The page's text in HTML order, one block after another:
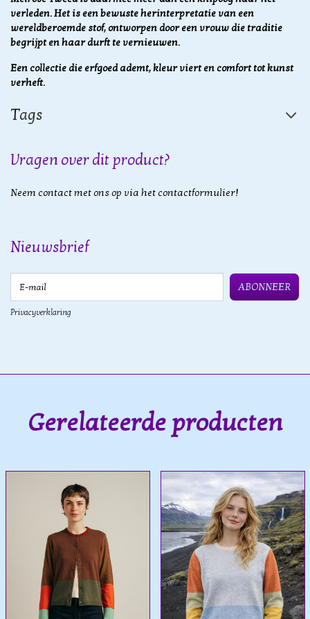
verleden. Het is een bewuste herinterpretatie van een
wereldberoemde stof, ontworpen door een vrouw die traditie
begrijpt en haar durft te vernieuwen.
Een collectie die erfgoed ademt, kleur viert en comfort tot kunst
verheft.
Tags
Vragen over dit product?
Neem contact met ons op via het contactformulier!
Nieuwsbrief
ABONNEER
Privacyverklaring
Gerelateerde producten